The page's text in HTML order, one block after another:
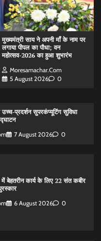
मुख्यमंत्री साय ने अपनी माँ के नाम पर
लगाया पीपल का पौधा; वन
महोत्सव-2026 का हुआ शुभारंभ
Moresamachar.com
5 August 2026
0
प्रदर्शन सुपरकंप्यूटिंग सुविधा
7 August 2026 0
बेहतरीन कार्य के लिए 22 संत कबीर
6 August 2026 0